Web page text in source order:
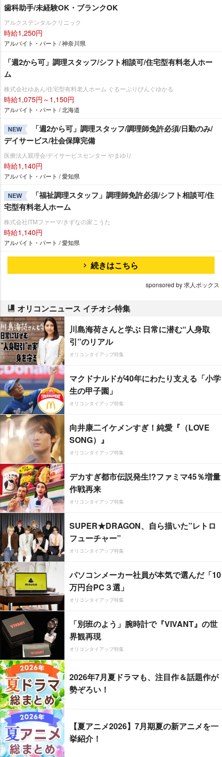
歯科助手/未経験OK・ブランクOK
アルクスデンタルクリニック
時給1,250円
アルバイト・パート / 神奈川県
「週2から可」調理スタッフ/シフト相談可/住宅型有料老人ホー
ム
株式会社ゆあん/住宅型有料老人ホーム ぐるーぷりびんぐゆかる
時給1,075円～1,150円
アルバイト・パート / 北海道
NEW
「週2から可」調理スタッフ/調理師免許必須/日勤のみ/
デイサービス/社会保障完備
医療法人親理会/デイサービスセンター やまゆり
時給1,140円
アルバイト・パート / 愛知県
NEW
「福祉調理スタッフ」調理師免許必須/シフト相談可/住
宅型有料老人ホーム
株式会社ITMファーマ/きずなの家こうた
時給1,140円
アルバイト・パート / 愛知県
続きはこちら
sponsored by 求人ボックス
オリコンニュース イチオシ特集
川島海荷さんと学ぶ 日常に潜む“人身取
引”のリアル
オリコンタイアップ特集
マクドナルドが40年にわたり支える「小学
生の甲子園」
オリコンタイアップ特集
向井康二イケメンすぎ！純愛『（LOVE
SONG）』
オリコンタイアップ特集
デカすぎ都市伝説発生!?ファミマ45％増量
作戦再来
オリコンタイアップ特集
SUPER★DRAGON、自ら描いた”レトロ
フューチャー”
オリコンタイアップ特集
パソコンメーカー社員が本気で選んだ「10
万円台PC３選」
オリコンタイアップ特集
「別班のよう」腕時計で『VIVANT』の世
界観再現
オリコンタイアップ特集
2026年7月夏ドラマも、注目作＆話題作が
勢ぞろい！
【夏アニメ2026】7月期夏の新アニメを一
挙紹介！